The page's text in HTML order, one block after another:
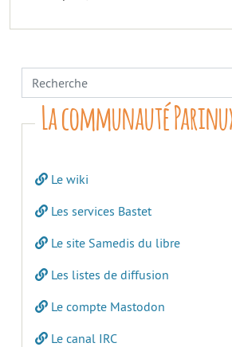
La communauté
Le wiki
Les services Bastet
Le site Samedis du libre
Les listes de diffusion
Le compte Mastodon
Le canal IRC